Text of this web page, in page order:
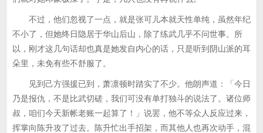
不过，他们忽视了一点，就是张可儿本就天性单纯，虽然年纪
不小了，但她终日隐居于华山后山，除了练武几乎不问世事。所
以，刚才这几句话却也真是她发自内心的话，只是听到阴山派的耳
朵里，未免有些不舒服了。
见到己方强援已到，萧凛顿时踏实了不少。他朗声道：「今日
乃是报仇，不是比武切磋，我们可没有单打独斗的说法了。诸位师
叔，咱们今天新帐老账一起算了！」说罢，他不等众人反应过来，
挥掌向陈升攻了过去。陈升忙出手招架，而其他人也再次动手，混